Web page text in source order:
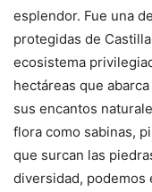
esplendor. Fue una
protegidas de
ecosistema
hectáreas que
sus encantos
flora como sabinas,
que surcan las
diversidad, podemos